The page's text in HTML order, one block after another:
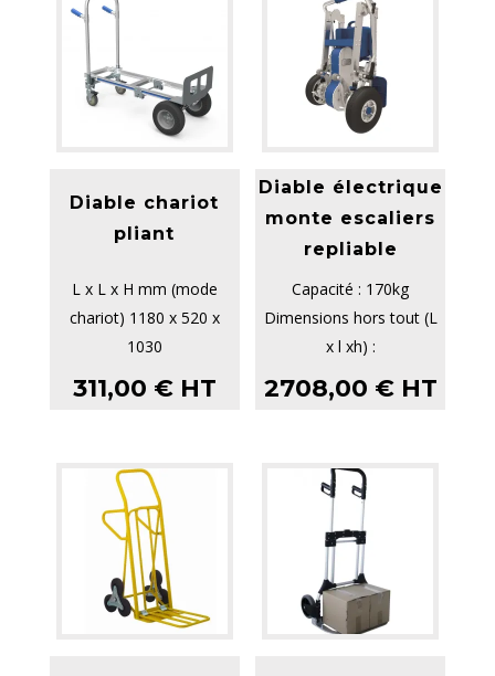
Diable chariot
pliant
L x L x H mm (mode
chariot) 1180 x 520 x
1030
Plaque support L x l mm
(mode chariot) ...
311,00 € HT
Diable électrique
monte escaliers
repliable
Capacité : 170kg
Dimensions hors tout (L
x l xh) :
525x540x1590mm
Dimensions replié ...
2708,00 € HT